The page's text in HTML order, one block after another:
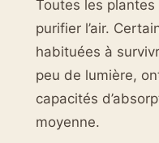
Toutes les
purifier l’air.
habituées à
peu de lumière,
capacités
moyenne.